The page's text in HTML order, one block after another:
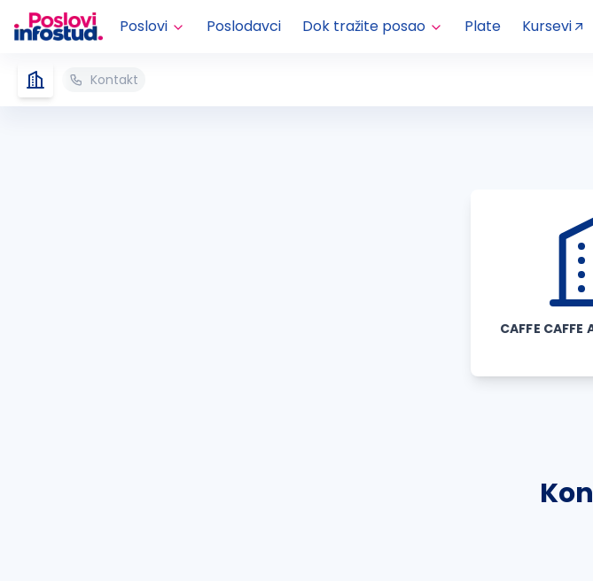
Poslovi Poslodavci Dok tražite posao Plate Kursevi
Kontakt
CAFFE CAFFE